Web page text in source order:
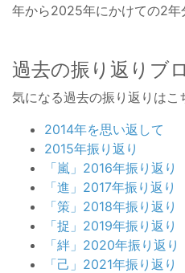
年から2025年にかけての2年
過去の振り返りブ
気になる過去の振り返りはこ
2014年を思い返して
2015年振り返り
「嵐」2016年振り返り
「進」2017年振り返り
「策」2018年振り返り
「捉」2019年振り返り
「絆」2020年振り返り
「己」2021年振り返り